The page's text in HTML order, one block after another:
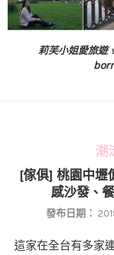
莉芙小姐愛旅遊
潮
[傢俱] 桃園中壢
感沙發、
發布日期：
這家在全台有多家